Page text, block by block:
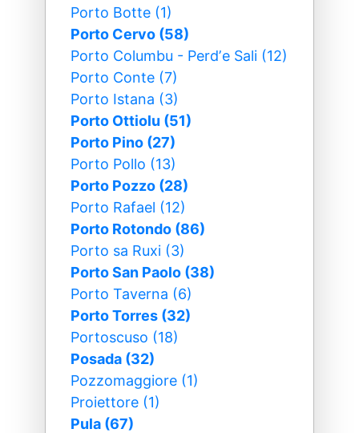
Porto Botte (1)
Porto Cervo (58)
Porto Columbu - Perdʼe Sali (12)
Porto Conte (7)
Porto Istana (3)
Porto Ottiolu (51)
Porto Pino (27)
Porto Pollo (13)
Porto Pozzo (28)
Porto Rafael (12)
Porto Rotondo (86)
Porto sa Ruxi (3)
Porto San Paolo (38)
Porto Taverna (6)
Porto Torres (32)
Portoscuso (18)
Posada (32)
Pozzomaggiore (1)
Proiettore (1)
Pula (67)